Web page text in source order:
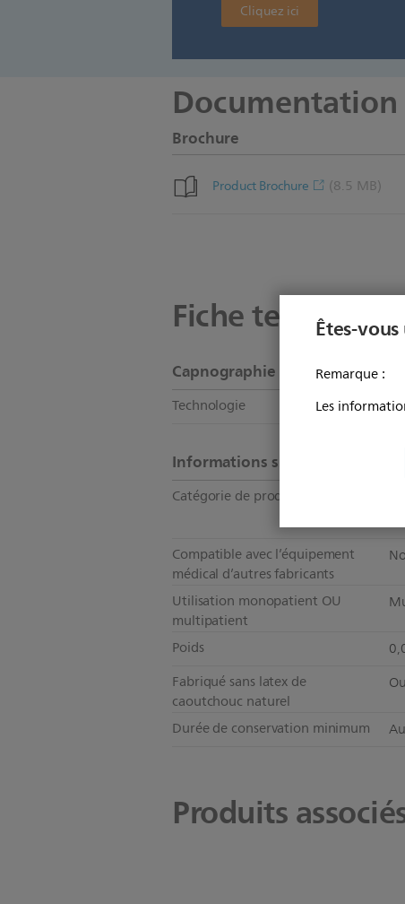
Êtes-
Remarque :
Les
Cliquez ici
Documentation
Brochure
Product Brochure (8.5 MB)
Fiche technique
Capnographie
Technologie
Informations sur le produit
Catégorie de produit
Compatible avec l’équipement
médical d’autres fabricants
Utilisation monopatient OU
multipatient
Poids
Fabriqué sans latex de
caoutchouc naturel
Durée de conservation minimum
Produits